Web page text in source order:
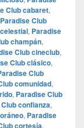
Club cabaret,
Paradise Club
, Paradise
champán,
Club cineclub,
Club clásico,
Club
comunidad,
, Paradise Club
confianza,
, Paradise
cortesía,